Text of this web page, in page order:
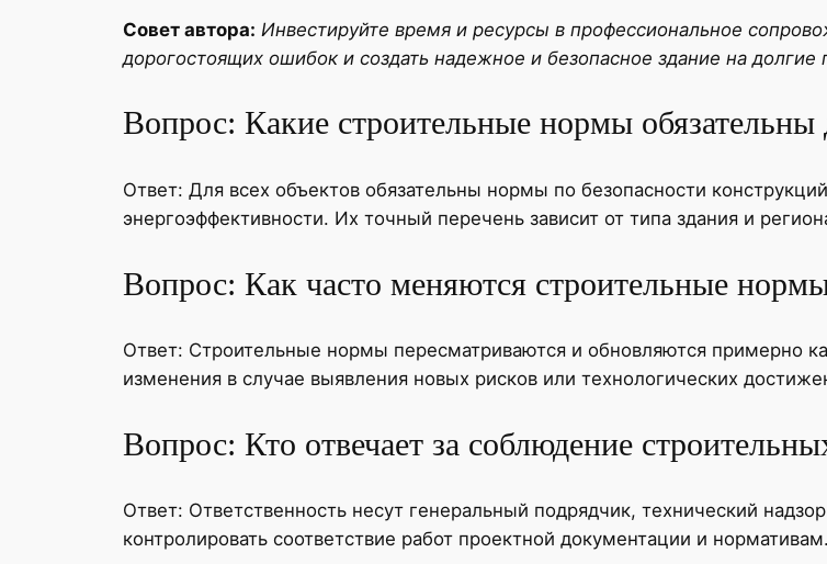
Совет автора: Инвестируйте время и ресурсы в профессиональное
дорогостоящих ошибок и создать надежное и безопасное здание на долгие
Вопрос: Какие строительные нормы обязательны
Ответ: Для всех объектов обязательны нормы по безопасности
энергоэффективности. Их точный перечень зависит от типа здания и
Вопрос: Как часто меняются строительные
Ответ: Строительные нормы пересматриваются и обновляются примерно
изменения в случае выявления новых рисков или технологических
Вопрос: Кто отвечает за соблюдение
Ответ: Ответственность несут генеральный подрядчик, технический
контролировать соответствие работ проектной документации и нормативам.